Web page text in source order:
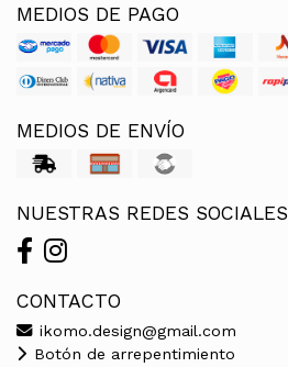
MEDIOS DE PAGO
MEDIOS DE ENVÍO
NUESTRAS REDES SOCIALES
CONTACTO
ikomo.design@gmail.com
Botón de arrepentimiento